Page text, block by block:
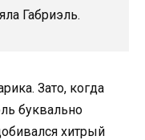
Габриэль.
Зато, когда
буквально
хитрый